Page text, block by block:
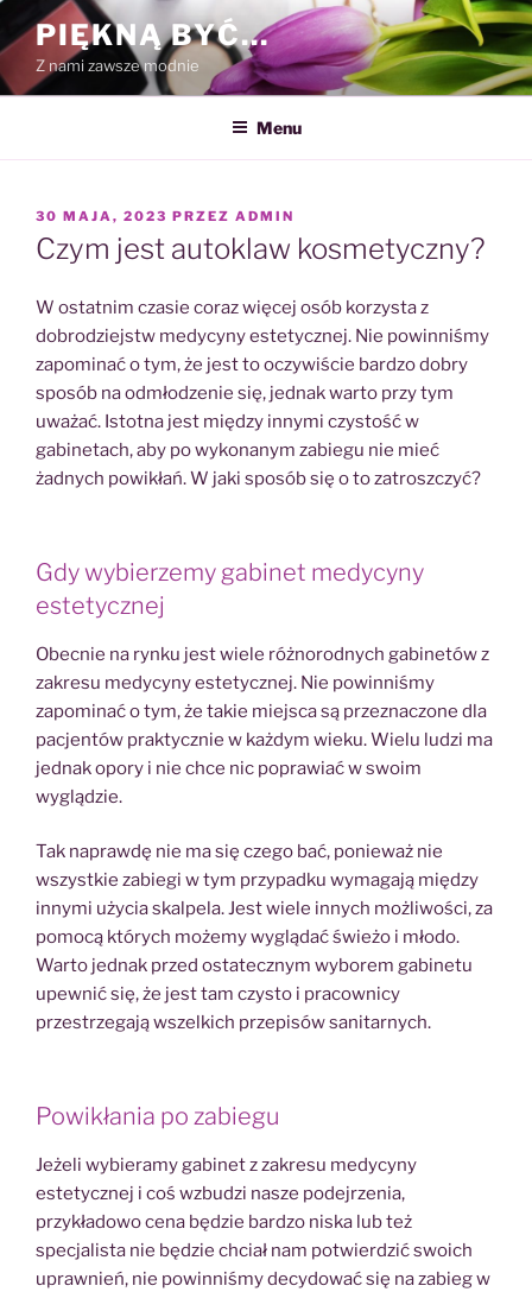
Przejdź
do
treści
PIĘKNĄ BYĆ…
Z nami zawsze modnie
Menu
OPUBLIKOWANE
W
30 MAJA, 2023 PRZEZ ADMIN
Czym jest autoklaw kosmetyczny?
W ostatnim czasie coraz więcej osób korzysta z
dobrodziejstw medycyny estetycznej. Nie powinniśmy
zapominać o tym, że jest to oczywiście bardzo dobry
sposób na odmłodzenie się, jednak warto przy tym
uważać. Istotna jest między innymi czystość w
gabinetach, aby po wykonanym zabiegu nie mieć
żadnych powikłań. W jaki sposób się o to zatroszczyć?
Gdy wybierzemy gabinet medycyny
estetycznej
Obecnie na rynku jest wiele różnorodnych gabinetów z
zakresu medycyny estetycznej. Nie powinniśmy
zapominać o tym, że takie miejsca są przeznaczone dla
pacjentów praktycznie w każdym wieku. Wielu ludzi ma
jednak opory i nie chce nic poprawiać w swoim
wyglądzie.
Tak naprawdę nie ma się czego bać, ponieważ nie
wszystkie zabiegi w tym przypadku wymagają między
innymi użycia skalpela. Jest wiele innych możliwości, za
pomocą których możemy wyglądać świeżo i młodo.
Warto jednak przed ostatecznym wyborem gabinetu
upewnić się, że jest tam czysto i pracownicy
przestrzegają wszelkich przepisów sanitarnych.
Powikłania po zabiegu
Jeżeli wybieramy gabinet z zakresu medycyny
estetycznej i coś wzbudzi nasze podejrzenia,
przykładowo cena będzie bardzo niska lub też
specjalista nie będzie chciał nam potwierdzić swoich
uprawnień, nie powinniśmy decydować się na zabieg w